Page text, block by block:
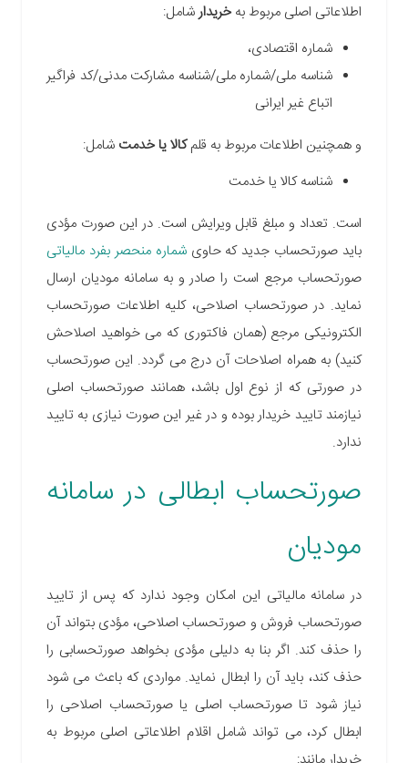
اطلاعاتی اصلی مربوط بهخریدارشامل:
شماره اقتصادی،
شناسه ملی/شماره ملی/شناسه مشارکت مدنی/کد فراگیر
اتباع غیر ایرانی
و همچنین اطلاعات مربوط به قلمکالا یا خدمت شامل:
شناسه کالا یا خدمت
است. تعداد و مبلغ قابل ویرایش است. در این صورت مؤدی
باید صورتحساب جدید که حاویشماره منحصر بفرد مالیاتی
صورتحساب مرجع است را صادر و به سامانه مودیان ارسال
نماید. در صورتحساب اصلاحی، کلیه اطلاعات صورتحساب
الکترونیکی مرجع (همان فاکتوری که می خواهید اصلاحش
کنید) به همراه اصلاحات آن درج می گردد. این صورتحساب
در صورتی که از نوع اول باشد، همانند صورتحساب اصلی
نیازمند تایید خریدار بوده و در غیر این صورت نیازی به تایید
ندارد.
صورتحساب ابطالی در سامانه
مودیان
در سامانه مالیاتی این امکان وجود ندارد که پس از تایید
صورتحساب فروش و صورتحساب اصلاحی، مؤدی بتواند آن
را حذف کند. اگر بنا به دلیلی مؤدی بخواهد صورتحسابی را
حذف کند، باید آن را ابطال نماید. مواردی که باعث می شود
نیاز شود تا صورتحساب اصلی یا صورتحساب اصلاحی را
ابطال کرد، می تواند شامل اقلام اطلاعاتی اصلی مربوط به